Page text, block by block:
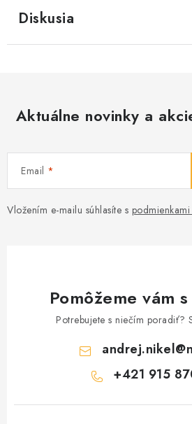
Diskusia
Aktuálne novinky a
Email
Vložením e-mailu súhlasíte s
Pomôžeme vám
Potrebujete s niečím poradiť?
andrej.nikel@
+421 915